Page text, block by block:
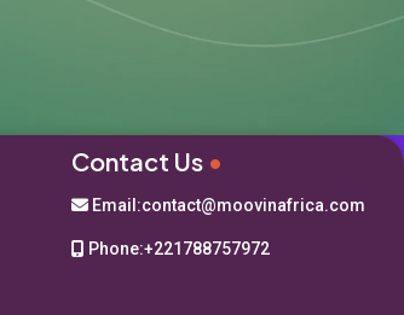
Contact Us •
Email:contact@moovinafrica.com
Phone:+221788757972